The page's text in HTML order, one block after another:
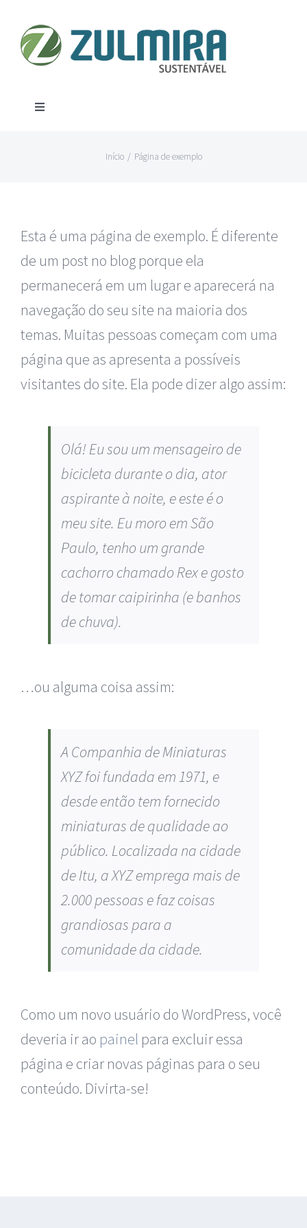
para
Toggle
Alumínio
Cantoneiras
Chapas
Esquadrilhas metálicas (METALON)
Ferragens e Construção Civil
Localização
Início / Página de exemplo
Esta é uma página de exemplo. É diferente
de um post no blog porque ela
permanecerá em um lugar e aparecerá na
navegação do seu site na maioria dos
temas. Muitas pessoas começam com uma
página que as apresenta a possíveis
visitantes do site. Ela pode dizer algo assim:
Olá! Eu sou um mensageiro de
bicicleta durante o dia, ator
aspirante à noite, e este é o
meu site. Eu moro em São
Paulo, tenho um grande
cachorro chamado Rex e gosto
de tomar caipirinha (e banhos
de chuva).
…ou alguma coisa assim:
A Companhia de Miniaturas
XYZ foi fundada em 1971, e
desde então tem fornecido
miniaturas de qualidade ao
público. Localizada na cidade
de Itu, a XYZ emprega mais de
2.000 pessoas e faz coisas
grandiosas para a
comunidade da cidade.
Como um novo usuário do WordPress, você
deveria ir ao painel para excluir essa
página e criar novas páginas para o seu
conteúdo. Divirta-se!